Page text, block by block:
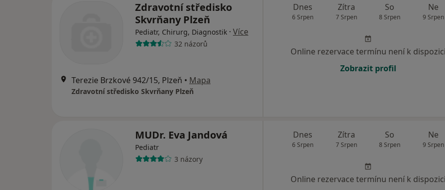
Zdravotní středisko
Skvrňany Plzeň
Pediatr, Chirurg, Diagnostik · Více
32 názorů
Terezie Brzkové 942/15, Plzeň • Mapa
Zdravotní středisko Skvrňany Plzeň
Dnes
6 Srpen
Zítra
7 Srpen
So
8 Srpen
Ne
9 Srpen
Online rezervace termínu není k dispozici
Zobrazit profil
MUDr. Eva Jandová
Pediatr
3 názory
Dnes
6 Srpen
Zítra
7 Srpen
So
8 Srpen
Ne
9 Srpen
Online rezervace termínu není k dispozici